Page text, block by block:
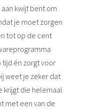
kwijt bent om
je moet zorgen
tot op de cent
én zorgt voor
weet je zeker dat
die helemaal
met een van de